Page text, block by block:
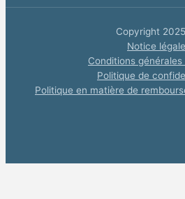
Copyright
Notice légale
Conditions
Politique de
Politique en matière de